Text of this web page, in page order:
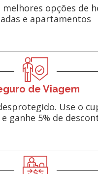
melhores opções de
e apartamentos
de Viagem
Use o
e ganhe 5% de